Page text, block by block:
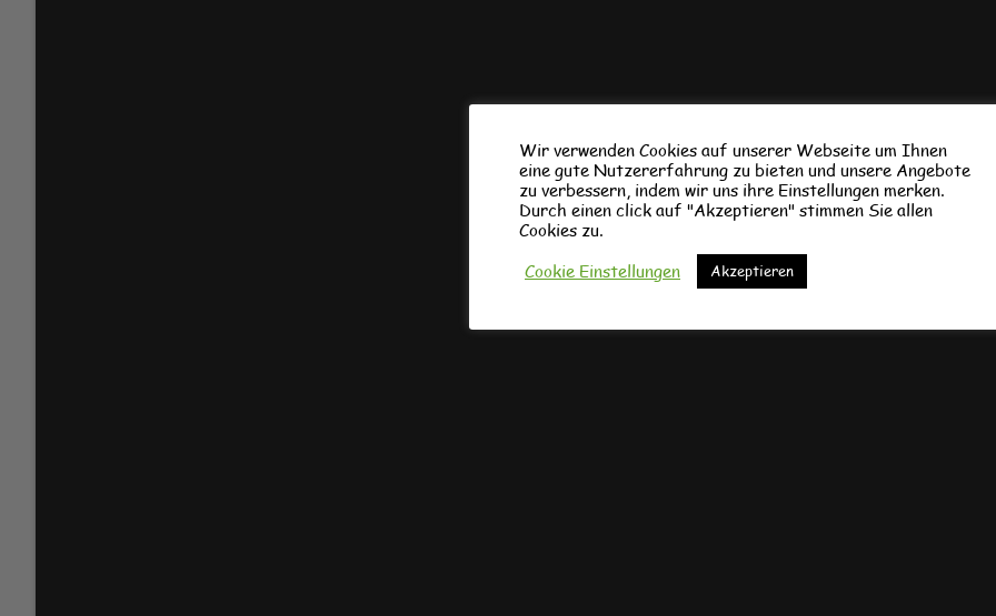
Wir verwenden Cookies auf unserer Webseite um Ihnen
eine gute Nutzererfahrung zu bieten und unsere Angebote
zu verbessern, indem wir uns ihre Einstellungen merken.
Durch einen click auf "Akzeptieren" stimmen Sie allen
Cookies zu.
Cookie Einstellungen
Akzeptieren